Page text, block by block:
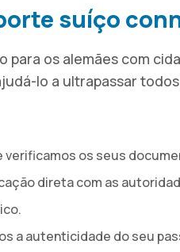
suíço
os alemães com
lo a ultrapassar
verificamos os seus
direta com as
a autenticidade do seu